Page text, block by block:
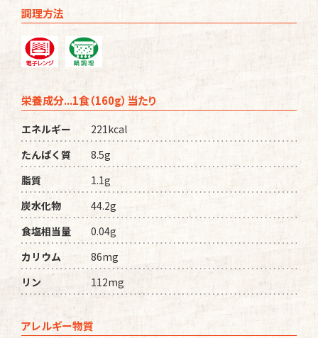
調理方法
栄養成分...1食（160g）当たり
エネルギー
221kcal
たんぱく質
8.5g
脂質
1.1g
炭水化物
44.2g
食塩相当量
0.04g
カリウム
86mg
リン
112mg
アレルギー物質